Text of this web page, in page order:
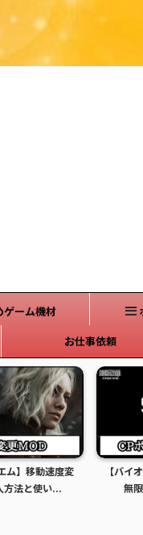
ゲーム機材
お仕事依頼
ム】移動速度変
方法と使い...
【バイ
無